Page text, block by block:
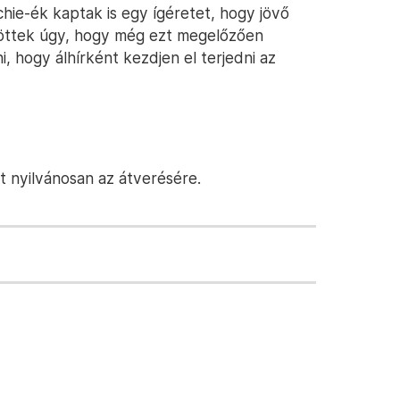
ék kaptak is egy ígéretet, hogy jövő
úgy, hogy még ezt megelőzően
hogy álhírként kezdjen el terjedni az
nyilvánosan az átverésére.